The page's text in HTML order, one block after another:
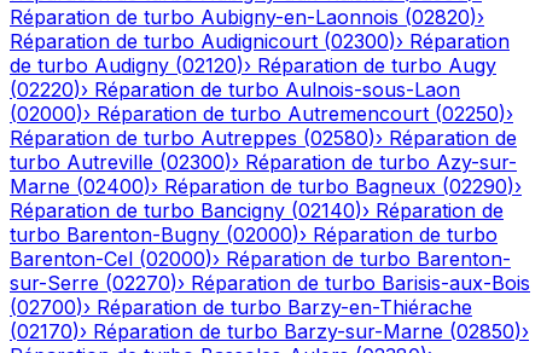
Réparation de turbo Aubigny-en-Laonnois (02820)›
Réparation de turbo Audignicourt (02300)› Réparation
de turbo Audigny (02120)› Réparation de turbo Augy
(02220)› Réparation de turbo Aulnois-sous-Laon
(02000)› Réparation de turbo Autremencourt (02250)›
Réparation de turbo Autreppes (02580)› Réparation de
turbo Autreville (02300)› Réparation de turbo Azy-sur-
Marne (02400)› Réparation de turbo Bagneux (02290)›
Réparation de turbo Bancigny (02140)› Réparation de
turbo Barenton-Bugny (02000)› Réparation de turbo
Barenton-Cel (02000)› Réparation de turbo Barenton-
sur-Serre (02270)› Réparation de turbo Barisis-aux-Bois
(02700)› Réparation de turbo Barzy-en-Thiérache
(02170)› Réparation de turbo Barzy-sur-Marne (02850)›